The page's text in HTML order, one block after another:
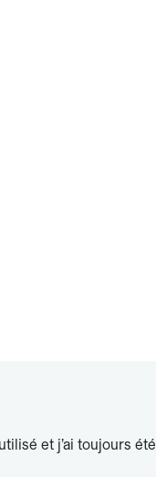
et j’ai toujours été